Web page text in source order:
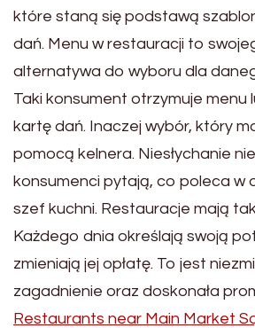
które staną się podstawą
dań. Menu w restauracji to
alternatywa do wyboru dla
Taki konsument otrzymuje menu
kartę dań. Inaczej wybór, który
pomocą kelnera. Niesłychanie
konsumenci pytają, co poleca w
szef kuchni. Restauracje mają
Każdego dnia określają swoją
zmieniają jej opłatę. To jest
zagadnienie oraz doskonała
Restaurants near Main Market